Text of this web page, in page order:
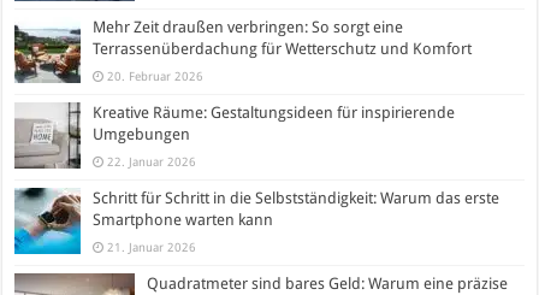
Mehr Zeit draußen verbringen: So sorgt eine
Terrassenüberdachung für Wetterschutz und Komfort
20. Februar 2026
Kreative Räume: Gestaltungsideen für inspirierende
Umgebungen
22. Januar 2026
Schritt für Schritt in die Selbstständigkeit: Warum das erste
Smartphone warten kann
21. Januar 2026
Quadratmeter sind bares Geld: Warum eine präzise